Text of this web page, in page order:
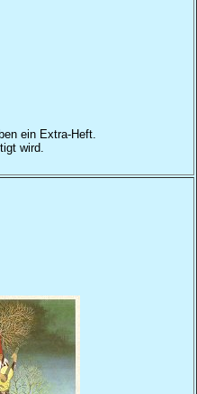
ein Extra-Heft.
wird.